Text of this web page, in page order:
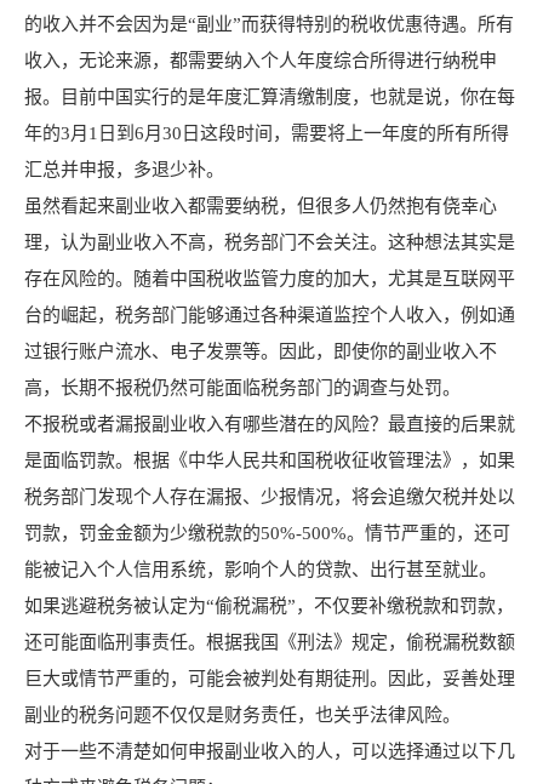
的收入并不会因为是“副业”而获得特别的税收优惠待遇。所有
收入，无论来源，都需要纳入个人年度综合所得进行纳税申
报。目前中国实行的是年度汇算清缴制度，也就是说，你在每
年的3月1日到6月30日这段时间，需要将上一年度的所有所得
汇总并申报，多退少补。
虽然看起来副业收入都需要纳税，但很多人仍然抱有侥幸心
理，认为副业收入不高，税务部门不会关注。这种想法其实是
存在风险的。随着中国税收监管力度的加大，尤其是互联网平
台的崛起，税务部门能够通过各种渠道监控个人收入，例如通
过银行账户流水、电子发票等。因此，即使你的副业收入不
高，长期不报税仍然可能面临税务部门的调查与处罚。
不报税或者漏报副业收入有哪些潜在的风险？最直接的后果就
是面临罚款。根据《中华人民共和国税收征收管理法》，如果
税务部门发现个人存在漏报、少报情况，将会追缴欠税并处以
罚款，罚金金额为少缴税款的50%-500%。情节严重的，还可
能被记入个人信用系统，影响个人的贷款、出行甚至就业。
如果逃避税务被认定为“偷税漏税”，不仅要补缴税款和罚款，
还可能面临刑事责任。根据我国《刑法》规定，偷税漏税数额
巨大或情节严重的，可能会被判处有期徒刑。因此，妥善处理
副业的税务问题不仅仅是财务责任，也关乎法律风险。
对于一些不清楚如何申报副业收入的人，可以选择通过以下几